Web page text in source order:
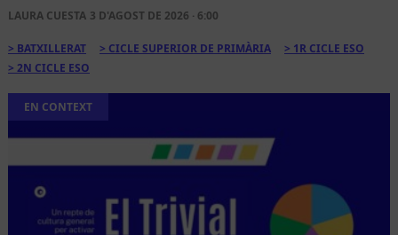
LAURA CUESTA 3 D'AGOST DE 2026 · 6:00
BATXILLERAT CICLE SUPERIOR DE PRIMÀRIA
1R CICLE ESO
2N CICLE ESO
EN CONTEXT